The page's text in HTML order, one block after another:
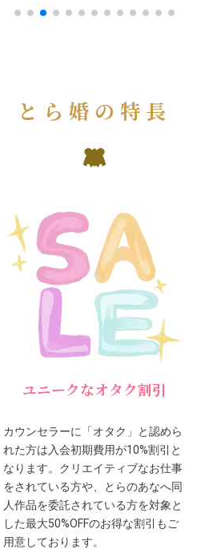
とら婚の特長
ユニークなオタク割引
カウンセラーに「オタク」と認めら
れた方は入会初期費用が10%割引と
なります。クリエイティブなお仕事
をされている方や、とらのあなへ同
人作品を委託されている方を対象と
した最大50%OFFのお得な割引もご
用意しております。